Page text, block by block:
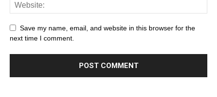
Save my name, email, and website in this browser for the
next time I comment.